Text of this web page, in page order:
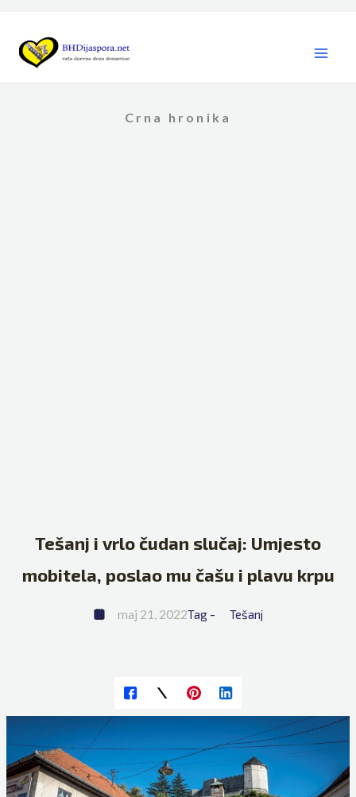
content
Crna hronika
Tešanj i vrlo čudan slučaj: Umjesto
mobitela, poslao mu čašu i plavu krpu
maj 21, 2022Tag - Tešanj